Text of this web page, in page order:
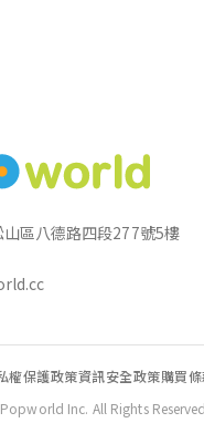
22 16:57:39 ★★★★★
29 11:35:59
恩禧
區八德路四段277號5樓
權保護政策資訊安全政策購買
Inc. All Rights